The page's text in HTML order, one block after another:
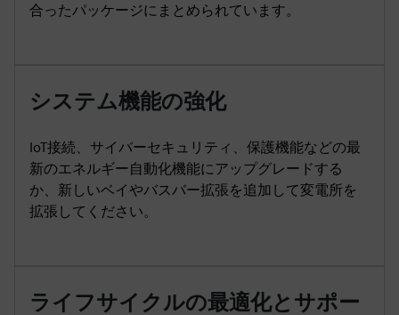
合ったパッケージにまとめられています。
システム機能の強化
IoT接続、サイバーセキュリティ、保護機能などの最
新のエネルギー自動化機能にアップグレードする
か、新しいベイやバスバー拡張を追加して変電所を
拡張してください。
ライフサイクルの最適化とサポー